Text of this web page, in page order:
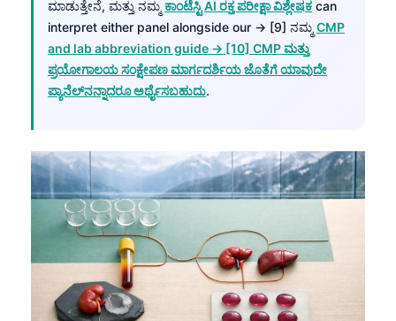
ಮಾಡುತ್ತೇನೆ, ಮತ್ತು ನಮ್ಮ ಕಾಂಟೆಸ್ಟಿ AI ರಕ್ತ ಪರೀಕ್ಷಾ ವಿಶ್ಲೇಷಕ can
interpret either panel alongside our → [9] ನಮ್ಮ CMP
and lab abbreviation guide → [10] CMP ಮತ್ತು
ಪ್ರಯೋಗಾಲಯ ಸಂಕ್ಷೇಪಣ ಮಾರ್ಗದರ್ಶಿಯ ಜೊತೆಗೆ ಯಾವುದೇ
ಪ್ಯಾನೆಲ್‌ನನ್ನಾದರೂ ಅರ್ಥೈಸಬಹುದು.